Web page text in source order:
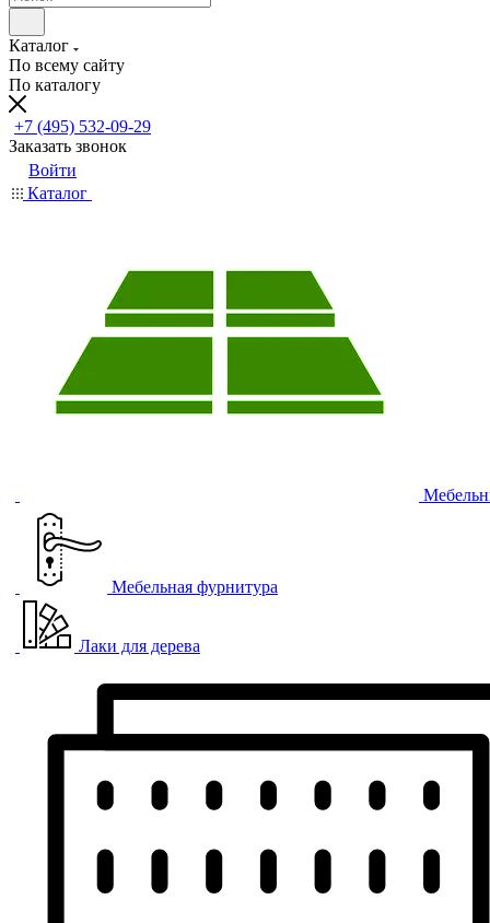
Каталог
По всему сайту
По каталогу
+7 (495) 532-09-29
Заказать звонок
Войти
Каталог
Мебельная фурнитура
Лаки для дерева